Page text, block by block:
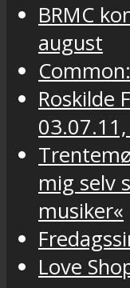
BRMC
august
Roskilde
mig selv
musiker«
Love